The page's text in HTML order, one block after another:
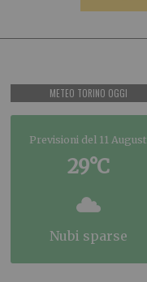
METEO TORINO OGGI
Previsioni del 11 August
29°C
nubi sparse